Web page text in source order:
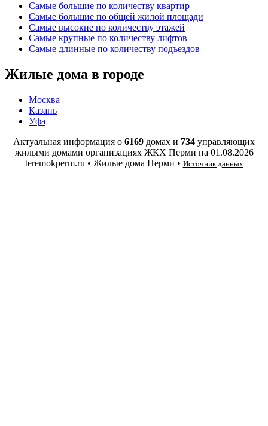
Самые большие по количеству квартир
Самые большие по общей жилой площади
Самые высокие по количеству этажей
Самые крупные по количеству лифтов
Самые длинные по количеству подъездов
Жилые дома в городе
Москва
Казань
Уфа
Актуальная информация о 6169 домах и 734 управляющих
жилыми домами организациях ЖКХ Перми на 01.08.2026
teremokperm.ru • Жилые дома Перми • Источник данных